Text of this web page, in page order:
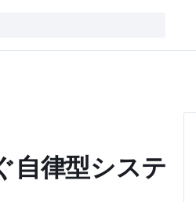
自律型システ